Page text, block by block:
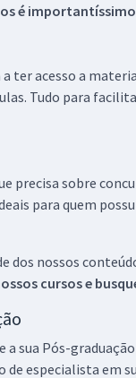
é
ter acesso a
Tudo para
precisa sobre
para quem
dos nossos
cursos e
a sua Pós-
especialista em